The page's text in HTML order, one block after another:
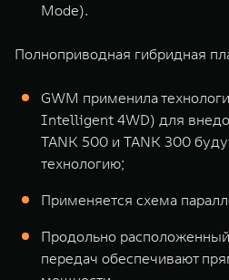
Mode).
Полноприводная гибридная
GWM применила
Intelligent 4WD) для
TANK 500 и TANK 300
технологию;
Применяется схема
Продольно
передач обеспечивают